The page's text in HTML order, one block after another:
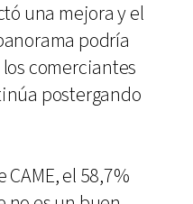
una mejora y el
podría
comerciantes
postergando
el 58,7%